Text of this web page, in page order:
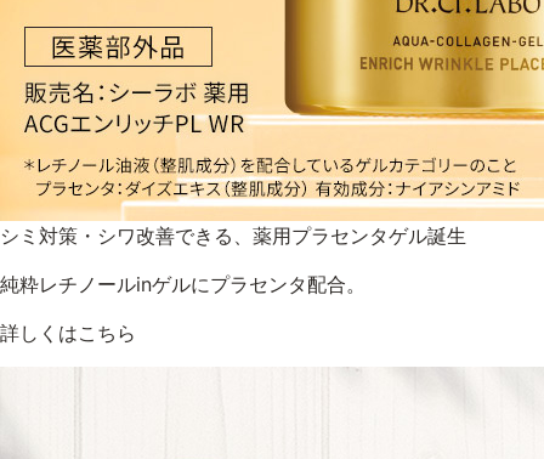
シミ対策・シワ改善できる、薬用プラセンタゲル誕生
純粋レチノールinゲルにプラセンタ配合。
詳しくはこちら